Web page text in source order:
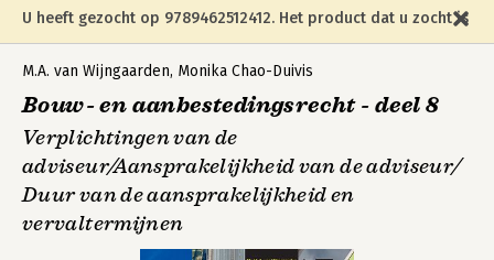
U heeft gezocht op 9789462512412. Het product dat u zocht is
niet meer in die editie leverbaar en is vervangen door de
onderstaande editie.
M.A. van Wijngaarden, Monika Chao-Duivis
Bouw- en aanbestedingsrecht - deel 8
Verplichtingen van de
adviseur/Aansprakelijkheid van de adviseur/
Duur van de aansprakelijkheid en
vervaltermijnen